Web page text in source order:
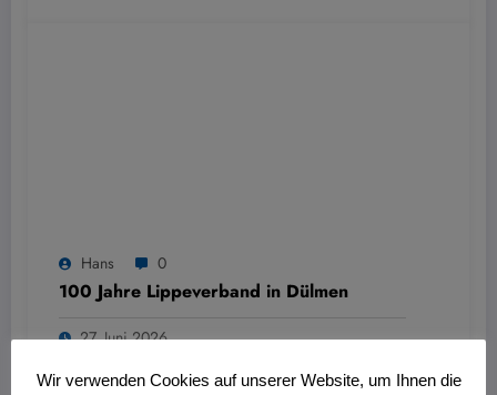
Hans 0
100 Jahre Lippeverband in Dülmen
27. Juni 2026
Wir verwenden Cookies auf unserer Website, um Ihnen die